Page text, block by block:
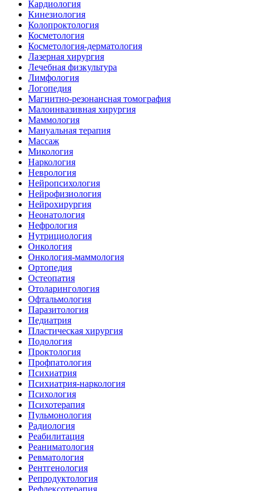
Кардиология
Кинезиология
Колопроктология
Косметология
Косметология-дерматология
Лазерная хирургия
Лечебная физкультура
Лимфология
Логопедия
Магнитно-резонансная томография
Малоинвазивная хирургия
Маммология
Мануальная терапия
Массаж
Микология
Наркология
Неврология
Нейропсихология
Нейрофизиология
Нейрохирургия
Неонатология
Нефрология
Нутрициология
Онкология
Онкология-маммология
Ортопедия
Остеопатия
Отоларингология
Офтальмология
Паразитология
Педиатрия
Пластическая хирургия
Подология
Проктология
Профпатология
Психиатрия
Психиатрия-наркология
Психология
Психотерапия
Пульмонология
Радиология
Реабилитация
Реаниматология
Ревматология
Рентгенология
Репродуктология
Рефлексотерапия